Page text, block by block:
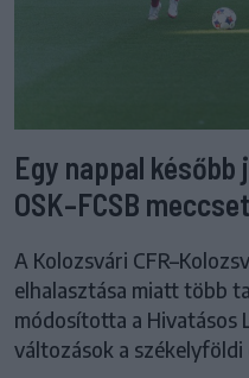
Egy nappal
OSK–FCSB meccset
A Kolozsvári
elhalasztása miatt több
módosította a Hivatásos
változások a